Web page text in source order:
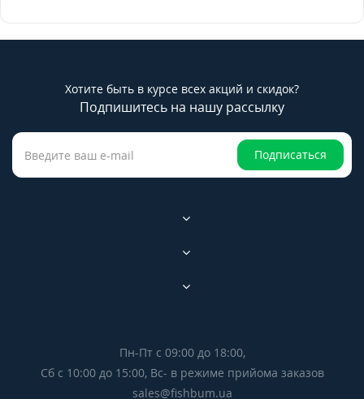
Хотите быть в курсе всех акций и скидок?
Подпишитесь на нашу рассылку
Подписаться
Пн-Пт с 09:00 до 18:00,
Сб с 10:00 до 15:00, Вс- в режиме прийома заказов
sales@fishbum.ua